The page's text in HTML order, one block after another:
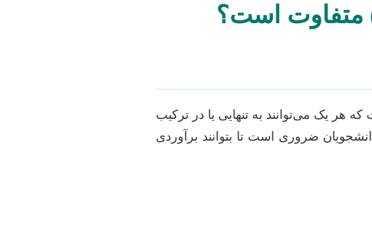
متفاوت است؟
هر یک می‌توانند به تنهایی یا در ترکیب
ضروری است تا بتوانند برآوردی